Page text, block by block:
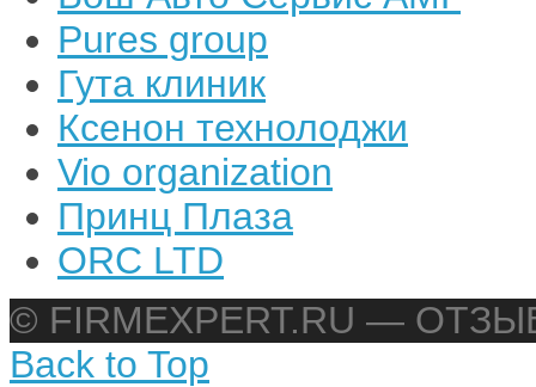
Pures group
Гута клиник
Ксенон технолоджи
Vio organization
Принц Плаза
ORC LTD
© FIRMEXPERT.RU —
Back to Top